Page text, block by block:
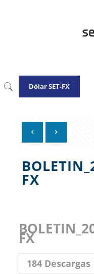
Dólar SET-FX
FX
FX
184Descargas